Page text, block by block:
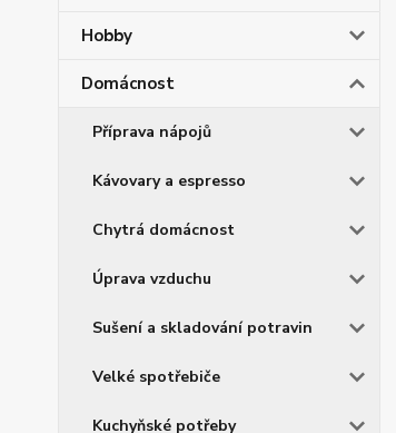
Hobby
Domácnost
Příprava nápojů
Kávovary a espresso
Chytrá domácnost
Úprava vzduchu
Sušení a skladování potravin
Velké spotřebiče
Kuchyňské potřeby